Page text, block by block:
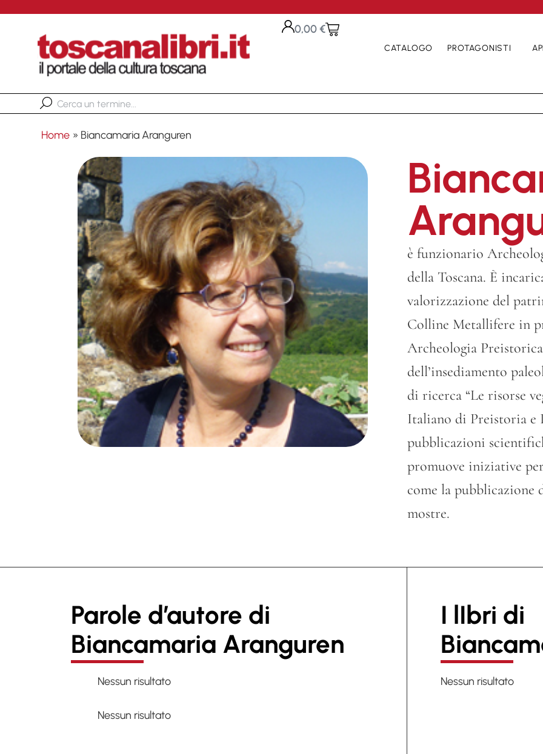
0,00€
CATALOGO PROTAGONISTI
Home » Biancamaria Aranguren
è funzionario
della Toscana. È
valorizzazione del
Colline Metallifere in
Archeologia
dell’insediamento
di ricerca “Le risorse
Italiano di Preistoria e
pubblicazioni
promuove iniziative
come la pubblicazione
mostre.
Parole d’autore di
Biancamaria Aranguren
Nessun risultato
Nessun risultato
I lIbri di
Nessun risultato